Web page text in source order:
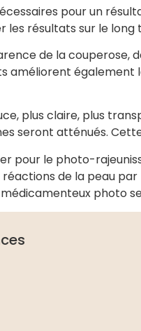
pour un
résultats sur le
de la couperose,
améliorent
plus claire, plus
seront atténués.
pour le photo-
de la peau
photo